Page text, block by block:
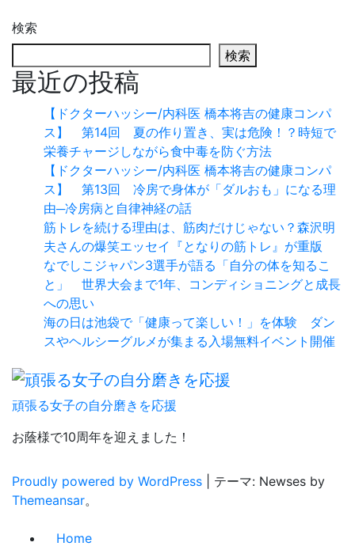
検索
検索
最近の投稿
【ドクターハッシー/内科医 橋本将吉の健康コンパ
ス】 第14回 夏の作り置き、実は危険！？時短で
栄養チャージしながら食中毒を防ぐ方法
【ドクターハッシー/内科医 橋本将吉の健康コンパ
ス】 第13回 冷房で身体が「ダルおも」になる理
由─冷房病と自律神経の話
筋トレを続ける理由は、筋肉だけじゃない？森沢明
夫さんの爆笑エッセイ『となりの筋トレ』が重版
なでしこジャパン3選手が語る「自分の体を知るこ
と」 世界大会まで1年、コンディショニングと成長
への思い
海の日は池袋で「健康って楽しい！」を体験 ダン
スやヘルシーグルメが集まる入場無料イベント開催
頑張る女子の自分磨きを応援
お蔭様で10周年を迎えました！
Proudly powered by WordPress
テーマ: Newses by
Themeansar。
Home